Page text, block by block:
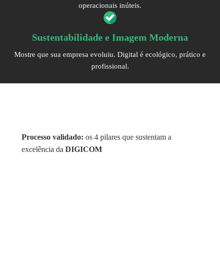
operacionais inúteis.
Sustentabilidade e Imagem Moderna
Mostre que sua empresa evoluiu. Digital é ecológico, prático e
profissional.
Processo validado: os 4 pilares que sustentam a
excelência da DIGICOM